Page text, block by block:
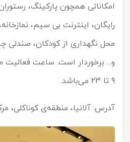
امکاناتی همچون پارکینگ،
رایگان، اینترنت بی سیم،
محل نگهداری از کودکان، صندلی
و... برخوردار است. ساعت فعالیت
9 تا 23 می‌باشد.
آدرس: آلانیا، منطقه‌ی کوناکلی،